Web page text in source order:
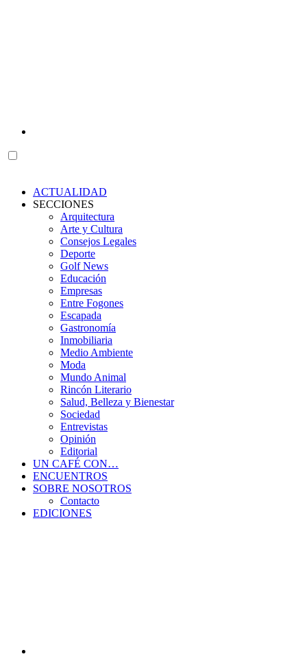
ACTUALIDAD
SECCIONES
Arquitectura
Arte y Cultura
Consejos Legales
Deporte
Golf News
Educación
Empresas
Entre Fogones
Escapada
Gastronomía
Inmobiliaria
Medio Ambiente
Moda
Mundo Animal
Rincón Literario
Salud, Belleza y Bienestar
Sociedad
Entrevistas
Opinión
Editorial
UN CAFÉ CON…
ENCUENTROS
SOBRE NOSOTROS
Contacto
EDICIONES